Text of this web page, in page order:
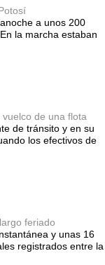
a unos 200
la marcha estaban
de una flota
de tránsito y en su
los efectivos de
feriado
y unas 16
registrados entre la